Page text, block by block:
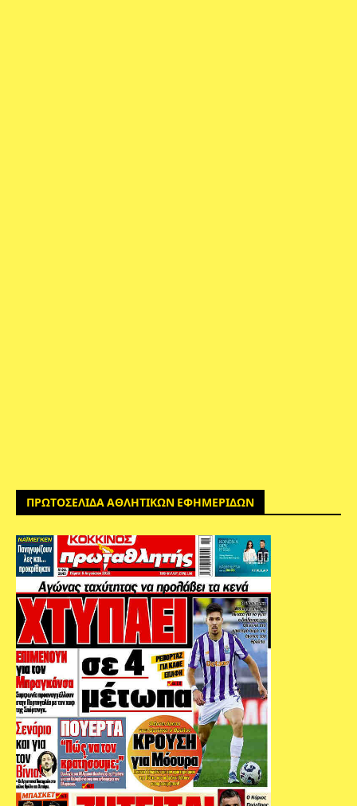
ΠΡΩΤΟΣΕΛΙΔΑ ΑΘΛΗΤΙΚΩΝ ΕΦΗΜΕΡΙΔΩΝ